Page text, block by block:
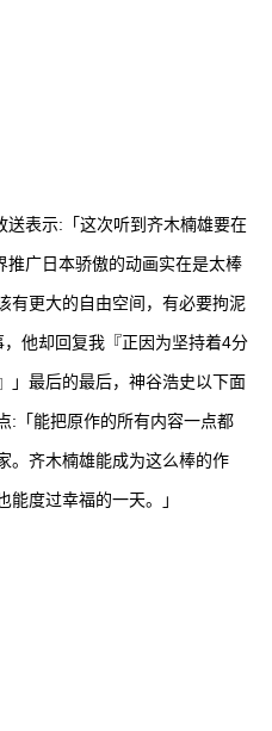
表示:「这次听到齐木楠雄要在
推广日本骄傲的动画实在是太棒
有更大的自由空间，有必要拘泥
他却回复我『正因为坚持着4分
」最后的最后，神谷浩史以下面
:「能把原作的所有内容一点都
。齐木楠雄能成为这么棒的作
度过幸福的一天。」